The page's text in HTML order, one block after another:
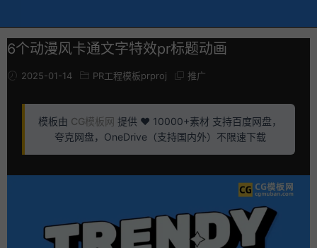
6个动漫风卡通文字特效pr标题动画
2025-01-14 PR工程模板prproj 推广
模板由 CG模板网 提供 ❤️ 10000+素材 支持百度网盘，
夸克网盘，OneDrive（支持国内外）不限速下载